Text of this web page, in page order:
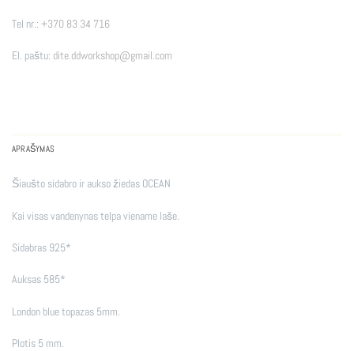
Tel nr.: +370 83 34 716
El. paštu: dite.ddworkshop@gmail.com
APRAŠYMAS
Šiaušto sidabro ir aukso žiedas OCEAN
Kai visas vandenynas telpa viename laše.
Sidabras 925*
Auksas 585*
London blue topazas 5mm.
Plotis 5 mm.